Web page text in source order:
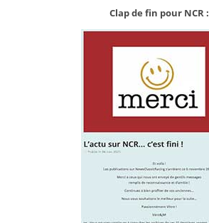
Clap de fin pour NCR :